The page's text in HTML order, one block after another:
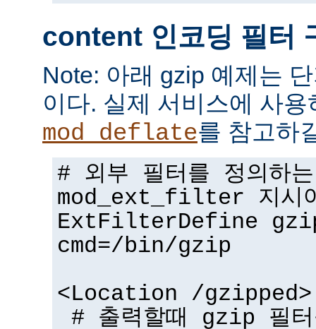
content 인코딩 필터
Note: 아래 gzip 예제는
이다. 실제 서비스에 사용
mod_deflate를 참고하
# 외부 필터를 정의하는
mod_ext_filter 지시
ExtFilterDefine
cmd=/bin/gzip
<Location /gzipped>
# 출력할때 gzip 필